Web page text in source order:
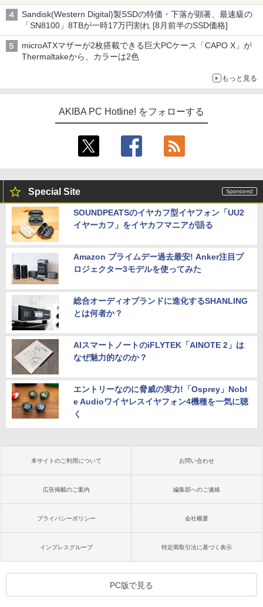
ーム』】
Sandisk(Western Digital)製SSDの特価・下落が顕著、最速級の
「SN8100」8TBが一時17万円割れ [8月前半のSSD価格]
microATXマザーが2枚搭載できる巨大PCケース「CAPO X」が
Thermaltakeから、カラーは2色
もっと見る
AKIBA PC Hotline! をフォローする
Special Site
SOUNDPEATSのイヤカフ型イヤフォン「UU2
イヤーカフ」をイヤカフマニアが語る
Amazon プライムデー過去最安! Anker注目プ
ロジェクター3モデルを使ってみた
総合オーディオブランドに進化するSHANLING
とは何者か？
AIスマートノートのiFLYTEK「AINOTE 2」は
なぜ魅力的なのか？
エントリーなのに脅威の実力!「Osprey」Nobl
e Audioワイヤレスイヤフォン4機種を一気に聴
く
本サイトのご利用について お問い合わせ
広告掲載のご案内 編集部へのご連絡
プライバシーポリシー 会社概要
インプレスグループ 特定商取引法に基づく表示
PC版で見る